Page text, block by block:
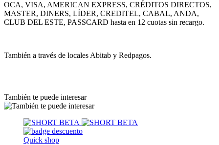
OCA, VISA, AMERICAN EXPRESS, CRÉDITOS DIRECTOS,
MASTER, DINERS, LÍDER, CREDITEL, CABAL, ANDA,
CLUB DEL ESTE, PASSCARD hasta en 12 cuotas sin recargo.
También a través de locales Abitab y Redpagos.
También te puede interesar
Quick shop